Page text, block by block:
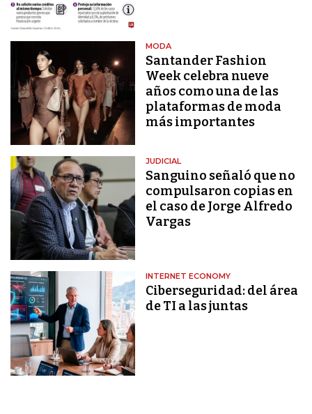
MODA
Santander Fashion
Week celebra nueve
años como una de las
plataformas de moda
más importantes
JUDICIAL
Sanguino señaló que no
compulsaron copias en
el caso de Jorge Alfredo
Vargas
INTERNET ECONOMY
Ciberseguridad: del área
de TI a las juntas